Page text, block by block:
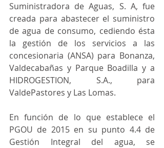
Suministradora de Aguas, S. A, fue
creada para abastecer el suministro
de agua de consumo, cediendo ésta
la gestión de los servicios a las
concesionaria (ANSA) para Bonanza,
Valdecabañas y Parque Boadilla y a
HIDROGESTION, S.A., para
ValdePastores y Las Lomas.
En función de lo que establece el
PGOU de 2015 en su punto 4.4 de
Gestión Integral del agua, se